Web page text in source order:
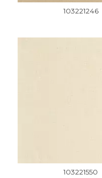
103221246
103221550